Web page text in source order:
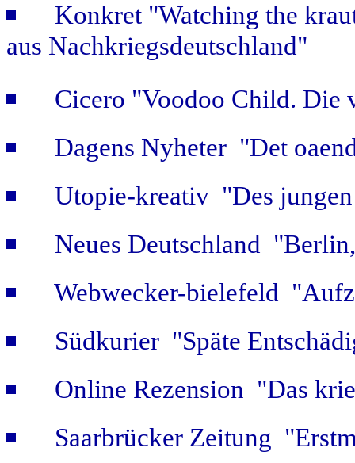
Konkret "Watching the
aus Nachkriegsdeutschland"
Cicero "Voodoo Child. Die
Dagens Nyheter "Det
Utopie-kreativ "Des
Neues Deutschland
Webwecker-bielefeld
Südkurier "Späte
Online Rezension "Das
Saarbrücker Zeitung